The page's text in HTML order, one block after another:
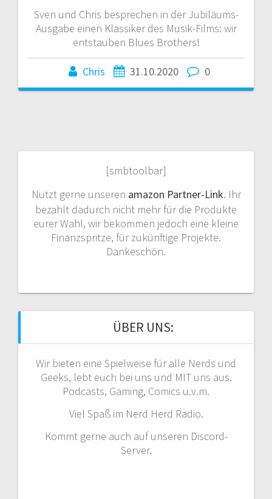
Sven und Chris besprechen in der Jubiläums-
Ausgabe einen Klassiker des Musik-Films: wir
entstauben Blues Brothers!
Chris 31.10.2020 0
[smbtoolbar]
Nutzt gerne unseren amazon Partner-Link. Ihr
bezahlt dadurch nicht mehr für die Produkte
eurer Wahl, wir bekommen jedoch eine kleine
Finanzspritze, für zukünftige Projekte.
Dankeschön.
ÜBER UNS:
Wir bieten eine Spielweise für alle Nerds und
Geeks, lebt euch bei uns und MIT uns aus.
Podcasts, Gaming, Comics u.v.m.
Viel Spaß im Nerd Herd Radio.
Kommt gerne auch auf unseren Discord-
Server.